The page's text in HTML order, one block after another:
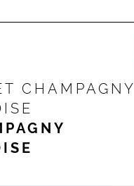
CHAMPAGNY